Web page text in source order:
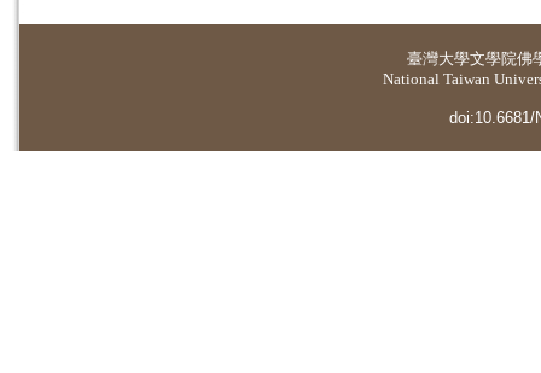
臺灣大學文學院佛
National Taiwan
doi:10.6681/